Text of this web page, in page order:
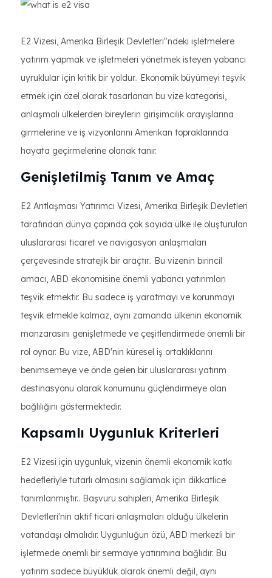
E2 Vizesi, Amerika Birleşik Devletleri"ndeki işletmelere
yatırım yapmak ve işletmeleri yönetmek isteyen yabancı
uyruklular için kritik bir yoldur.. Ekonomik büyümeyi teşvik
etmek için özel olarak tasarlanan bu vize kategorisi,
anlaşmalı ülkelerden bireylerin girişimcilik arayışlarına
girmelerine ve iş vizyonlarını Amerikan topraklarında
hayata geçirmelerine olanak tanır.
Genişletilmiş Tanım ve Amaç
E2 Antlaşması Yatırımcı Vizesi, Amerika Birleşik Devletleri
tarafından dünya çapında çok sayıda ülke ile oluşturulan
uluslararası ticaret ve navigasyon anlaşmaları
çerçevesinde stratejik bir araçtır.. Bu vizenin birincil
amacı, ABD ekonomisine önemli yabancı yatırımları
teşvik etmektir. Bu sadece iş yaratmayı ve korunmayı
teşvik etmekle kalmaz, aynı zamanda ülkenin ekonomik
manzarasını genişletmede ve çeşitlendirmede önemli bir
rol oynar. Bu vize, ABD'nin küresel iş ortaklıklarını
benimsemeye ve önde gelen bir uluslararası yatırım
destinasyonu olarak konumunu güçlendirmeye olan
bağlılığını göstermektedir.
Kapsamlı Uygunluk Kriterleri
E2 Vizesi için uygunluk, vizenin önemli ekonomik katkı
hedefleriyle tutarlı olmasını sağlamak için dikkatlice
tanımlanmıştır.. Başvuru sahipleri, Amerika Birleşik
Devletleri'nin aktif ticari anlaşmaları olduğu ülkelerin
vatandaşı olmalıdır. Uygunluğun özü, ABD merkezli bir
işletmede önemli bir sermaye yatırımına bağlıdır. Bu
yatırım sadece büyüklük olarak önemli değil, aynı